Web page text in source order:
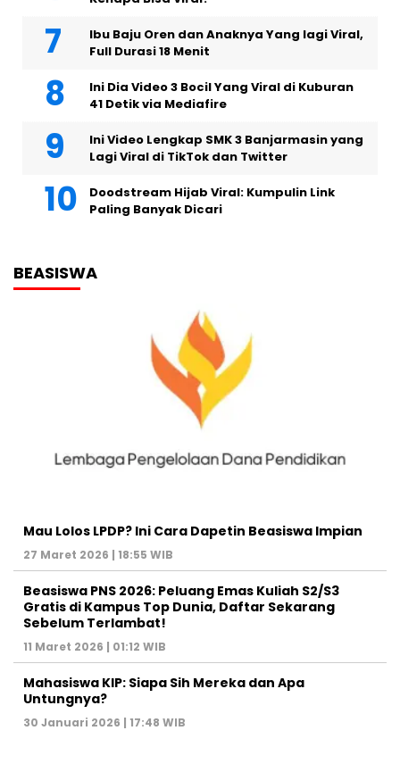
Ibu Baju Oren dan Anaknya Yang lagi Viral,
Full Durasi 18 Menit
Ini Dia Video 3 Bocil Yang Viral di Kuburan
41 Detik via Mediafire
Ini Video Lengkap SMK 3 Banjarmasin yang
Lagi Viral di TikTok dan Twitter
Doodstream Hijab Viral: Kumpulin Link
Paling Banyak Dicari
BEASISWA
Mau Lolos LPDP? Ini Cara Dapetin Beasiswa Impian
27 Maret 2026 | 18:55 WIB
Beasiswa PNS 2026: Peluang Emas Kuliah S2/S3
Gratis di Kampus Top Dunia, Daftar Sekarang
Sebelum Terlambat!
11 Maret 2026 | 01:12 WIB
Mahasiswa KIP: Siapa Sih Mereka dan Apa
Untungnya?
30 Januari 2026 | 17:48 WIB